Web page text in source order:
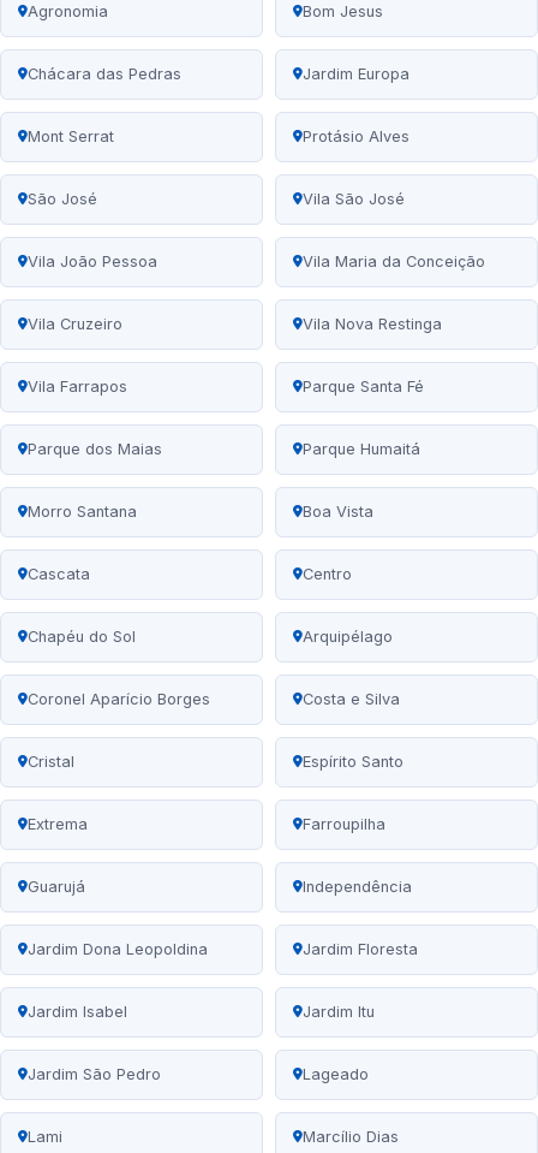
Agronomia Bom Jesus
Chácara das Pedras Jardim Europa
Mont Serrat Protásio Alves
São José Vila São José
Vila João Pessoa Vila Maria da Conceição
Vila Cruzeiro Vila Nova Restinga
Vila Farrapos Parque Santa Fé
Parque dos Maias Parque Humaitá
Morro Santana Boa Vista
Cascata Centro
Chapéu do Sol Arquipélago
Coronel Aparício Borges Costa e Silva
Cristal Espírito Santo
Extrema Farroupilha
Guarujá Independência
Jardim Dona Leopoldina Jardim Floresta
Jardim Isabel Jardim Itu
Jardim São Pedro Lageado
Lami Marcílio Dias